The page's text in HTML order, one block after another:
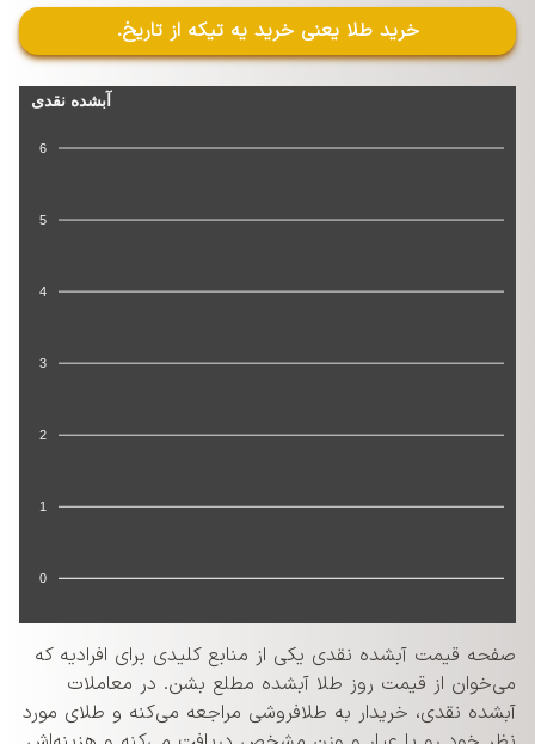
خرید طلا یعنی خرید یه تیکه از تاریخ.
آبشده نقدی
6
5
4
3
2
1
0
صفحه قیمت آبشده نقدی یکی از منابع کلیدی برای افرادیه که
می‌خوان از قیمت روز طلا آبشده مطلع بشن. در معاملات
آبشده نقدی، خریدار به طلافروشی مراجعه می‌کنه و طلای مورد